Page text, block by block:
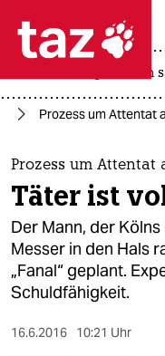
 taz
themen
politik
öko
gesellschaft
kultur
landtagswahl in
Prozess um Attentat
Prozess um Attentat
Täter ist
Der Mann, der
Messer in den Hals
„Fanal“ geplant.
Schuldfähigkeit.
16.6.2016 10:21 Uhr